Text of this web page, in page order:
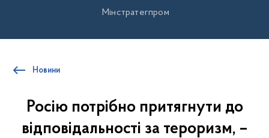
Мінстратегпром
Новини
Росію потрібно притягнути до
відповідальності за тероризм, –